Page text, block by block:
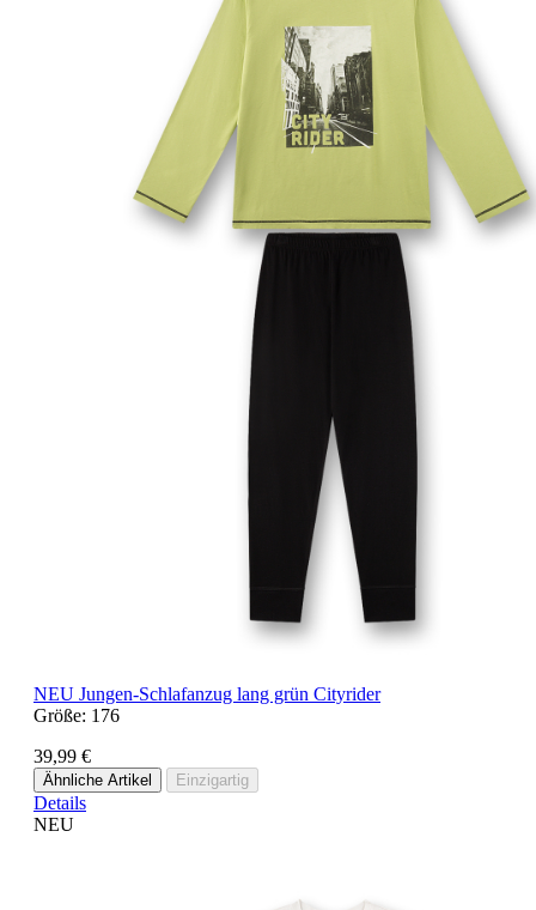
NEU Jungen-Schlafanzug lang grün Cityrider
Größe: 176
39,99 €
Ähnliche Artikel Einzigartig
Details
NEU